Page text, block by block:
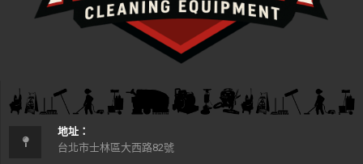
地址：
台北市士林區大西路82號